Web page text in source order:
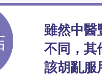
雖然中醫
不同，其
該胡亂服